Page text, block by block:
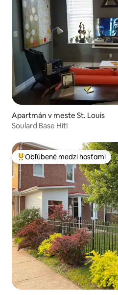
Apartmán v meste St. Louis
Soulard Base Hit!
Najobľúbenejšie medzi hosťami
Obľúbené medzi hosťami